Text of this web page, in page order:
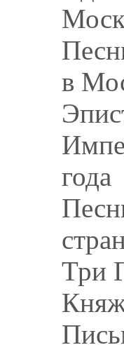
в
года
Три